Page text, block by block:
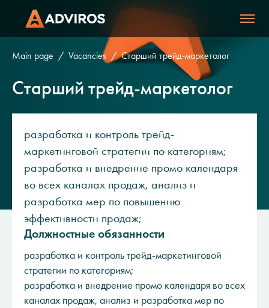
Main page Vacancies Старший трейд-маркетолог
Старший трейд-маркетолог
разработка и контроль трейд-
маркетинговой стратегии по категориям;
разработка и внедрение промо календаря
во всех каналах продаж, анализ и
разработка мер по повышению
эффективности продаж;
Должностные обязанности
разработка и контроль трейд-маркетинговой
стратегии по категориям;
разработка и внедрение промо календаря во всех
каналах продаж, анализ и разработка мер по